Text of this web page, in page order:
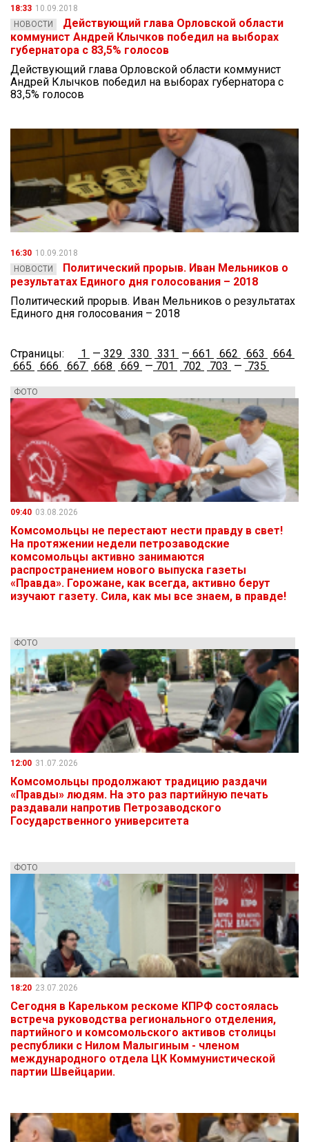
18:33 10.09.2018
НОВОСТИ
Действующий глава Орловской области
коммунист Андрей Клычков победил на выборах
губернатора с 83,5% голосов
Действующий глава Орловской области коммунист
Андрей Клычков победил на выборах губернатора с
83,5% голосов
16:30 10.09.2018
НОВОСТИ
Политический прорыв. Иван Мельников о
результатах Единого дня голосования – 2018
Политический прорыв. Иван Мельников о результатах
Единого дня голосования – 2018
Страницы: 1 — 329 330 331 — 661 662 663
664
665
666 667 668 669 — 701 702 703 — 735
ФОТО
09:40 03.08.2026
Комсомольцы не перестают нести правду в свет!
На протяжении недели петрозаводские
комсомольцы активно занимаются
распространением нового выпуска газеты
«Правда». Горожане, как всегда, активно берут
изучают газету. Сила, как мы все знаем, в правде!
ФОТО
12:00 31.07.2026
Комсомольцы продолжают традицию раздачи
«Правды» людям. На это раз партийную печать
раздавали напротив Петрозаводского
Государственного университета
ФОТО
18:20 23.07.2026
Сегодня в Карельком рескоме КПРФ состоялась
встреча руководства регионального отделения,
партийного и комсомольского активов столицы
республики с Нилом Малыгиным - членом
международного отдела ЦК Коммунистической
партии Швейцарии.